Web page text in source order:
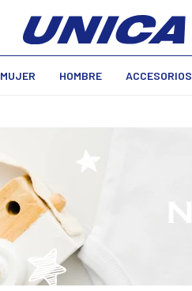
MUJER HOMBRE ACCESORIOS